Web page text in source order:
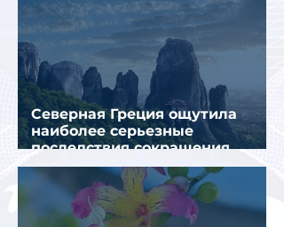
Северная Греция ощутила
наиболее серьезные
последствия сокращения
турпотока из России